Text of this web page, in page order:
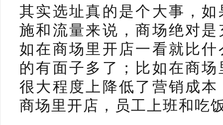
其实选址真的是个大事，
施和流量来说，商场绝对
如在商场里开店一看就比
的有面子多了；比如在商
很大程度上降低了营销成
商场里开店，员工上班和吃